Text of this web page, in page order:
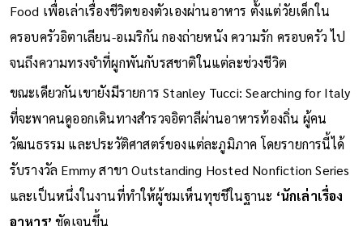
งานอีกหลายรูปแบบ เขาเขียนหนังสือ Taste: My Life Through
Food เพื่อเล่าเรื่องชีวิตของตัวเองผ่านอาหาร ตั้งแต่วัยเด็กใน
ครอบครัวอิตาเลียน-อเมริกัน กองถ่ายหนัง ความรัก ครอบครัว ไป
จนถึงความทรงจำที่ผูกพันกับรสชาติในแต่ละช่วงชีวิต
ขณะเดียวกันเขายังมีรายการ Stanley Tucci: Searching for Italy
ที่จะพาคนดูออกเดินทางสำรวจอิตาลีผ่านอาหารท้องถิ่น ผู้คน
วัฒนธรรม และประวัติศาสตร์ของแต่ละภูมิภาค โดยรายการนี้ได้
รับรางวัล Emmy สาขา Outstanding Hosted Nonfiction Series
และเป็นหนึ่งในงานที่ทำให้ผู้ชมเห็นทุชชีในฐานะ